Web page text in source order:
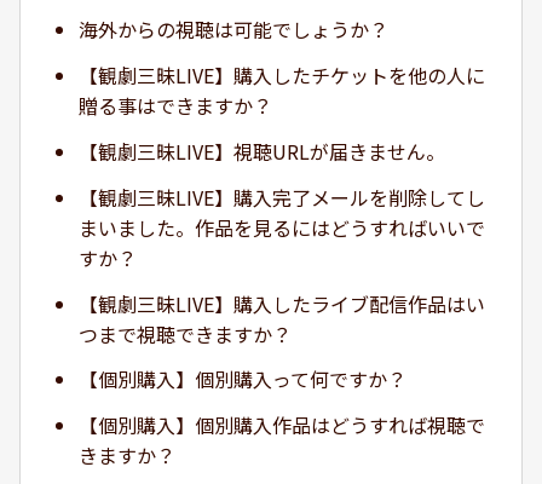
海外からの視聴は可能でしょうか？
【観劇三昧LIVE】購入したチケットを他の人に
贈る事はできますか？
【観劇三昧LIVE】視聴URLが届きません。
【観劇三昧LIVE】購入完了メールを削除してし
まいました。作品を見るにはどうすればいいで
すか？
【観劇三昧LIVE】購入したライブ配信作品はい
つまで視聴できますか？
【個別購入】個別購入って何ですか？
【個別購入】個別購入作品はどうすれば視聴で
きますか？